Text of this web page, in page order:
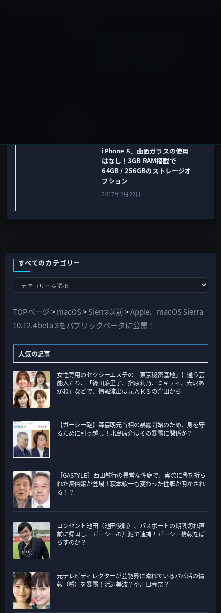
iPhone 8、曲面ガラスの使用
はなし！3GB RAM搭載で
64GB / 256GBのストレージオ
プション
2017年2月22日
すべてのカテゴリー
て
の
ゴ
リ
ー
TOPページ>macOS>Sierra以前>Apple、macOS Sierra
10.12.4 beta 3をパブリックベータに公開！
人気の記事
女性専用のセクシーエステの「東京秘密基地」に通う芸
能人たち、「篠田麻里子、指原莉乃、ミキティ、大沢あ
かね」などで、情報流出は元ＡＫＳの窪田から！
【ガーシー砲】森喜朗元首相の暴露開始のため、身を守
るために引っ越し！北島康介はその暴露に関係か？
［GASTYLE］西田敏行の異常な性癖で、実際に骨を折ら
れた風俗嬢が登場！萩本欽一も変わった性癖が明かされ
る！？
コンセント池田（池田俊輔）、パスポートの期限切れ直
前に帰国し、ガーシーの共犯で逮捕！ガーシー情報をば
らすのか？
元テレビディレクターが芸能界に流れているパパ活の情
報（噂）を暴露！浜辺美波？や川口春奈？